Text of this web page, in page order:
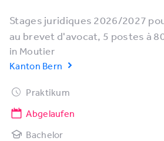
Stages juridiques 2026/2027
au brevet d'avocat, 5 postes à
in Moutier
Kanton Bern
Praktikum
Abgelaufen
Bachelor